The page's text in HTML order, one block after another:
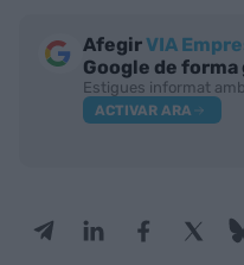
AfegirVIA
Google de
Estigues informat
ACTIVAR ARA